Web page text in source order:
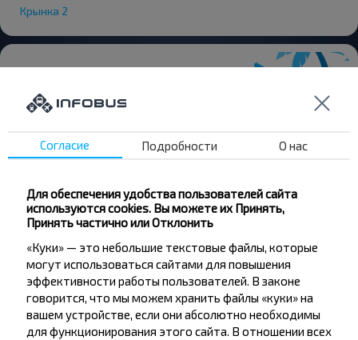
Крынка 2
Хотите
путешествовать
дешевле?
Не пропусти специальные акции, скидки и
другие интересные предложения INFOBUS.
Подпишись на получение новостей и
путешествуй с нами дешевле!
Согласие Подробности О нас
Для обеспечения удобства пользователей сайта
используются cookies. Вы можете их Принять,
Принять частично или Отклонить
«Куки» — это небольшие текстовые файлы, которые
могут использоваться сайтами для повышения
эффективности работы пользователей. В законе
говорится, что мы можем хранить файлы «куки» на
вашем устройстве, если они абсолютно необходимы
для функционирования этого сайта. В отношении всех